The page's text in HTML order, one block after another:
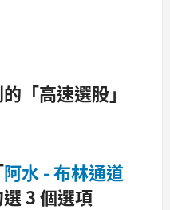
「高速選股」
阿水 - 布林通道
選 3 個選項